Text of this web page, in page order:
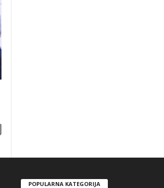
POPULARNA KATEGORIJA